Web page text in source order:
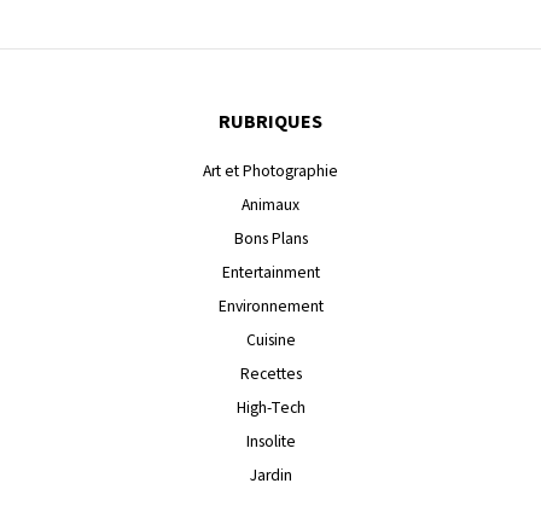
RUBRIQUES
Art et Photographie
Animaux
Bons Plans
Entertainment
Environnement
Cuisine
Recettes
High-Tech
Insolite
Jardin